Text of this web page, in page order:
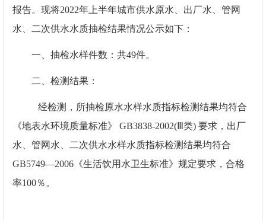
报告。现将2022年 上半年城市供水原水、出厂水、管网
水、二次供水水质抽检结果情况公示如下：
一、抽检水样件数：共49件。
二、检测结果：
经检测，所抽检原水水样水质指标检测结果均符合
《地表水环境质量标准》 GB3838-2002(Ⅲ类) 要求，出厂
水、管网水、二次供水水样水质指标检测结果均符合
GB5749—2006《生活饮用水卫生标准》规定要求，合格
率100％。